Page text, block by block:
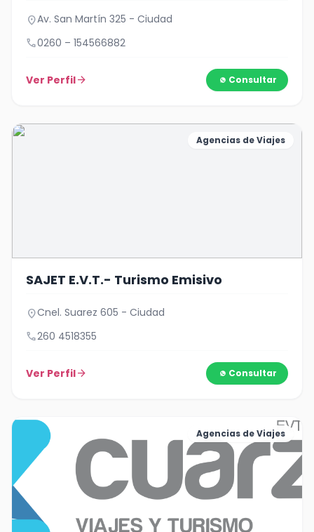
location_onAv. San Martín 325 - Ciudad
call0260 – 154566882
Ver Perfilarrow_forward Consultar
Agencias de Viajes
SAJET E.V.T.- Turismo Emisivo
location_onCnel. Suarez 605 - Ciudad
call260 4518355
Ver Perfilarrow_forward Consultar
Agencias de Viajes